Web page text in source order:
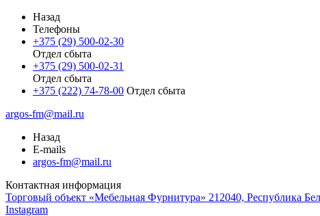
Назад
Телефоны
+375 (29) 500-02-30
Отдел сбыта
+375 (29) 500-02-31
Отдел сбыта
+375 (222) 74-78-00 Отдел сбыта
argos-fm@mail.ru
Назад
E-mails
argos-fm@mail.ru
Контактная информация
Торговый объект «Мебельная Фурнитура» 212040, Республика
Instagram